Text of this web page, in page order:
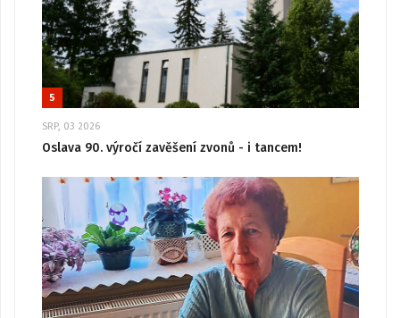
5
SRP, 03 2026
Oslava 90. výročí zavěšení zvonů - i tancem!